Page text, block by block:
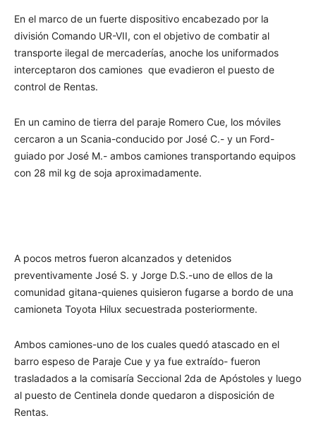
En el marco de un fuerte dispositivo encabezado por la
división Comando UR-VII, con el objetivo de combatir al
transporte ilegal de mercaderías, anoche los uniformados
interceptaron dos camiones que evadieron el puesto de
control de Rentas.
En un camino de tierra del paraje Romero Cue, los móviles
cercaron a un Scania-conducido por José C.- y un Ford-
guiado por José M.- ambos camiones transportando equipos
con 28 mil kg de soja aproximadamente.
A pocos metros fueron alcanzados y detenidos
preventivamente José S. y Jorge D.S.-uno de ellos de la
comunidad gitana-quienes quisieron fugarse a bordo de una
camioneta Toyota Hilux secuestrada posteriormente.
Ambos camiones-uno de los cuales quedó atascado en el
barro espeso de Paraje Cue y ya fue extraído- fueron
trasladados a la comisaría Seccional 2da de Apóstoles y luego
al puesto de Centinela donde quedaron a disposición de
Rentas.